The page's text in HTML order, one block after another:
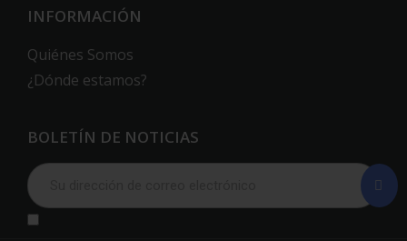
INFORMACIÓN
Quiénes Somos
¿Dónde estamos?
BOLETÍN DE NOTICIAS